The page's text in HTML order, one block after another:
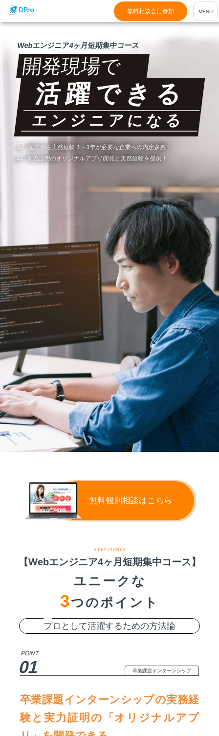
無料相談会に参加
Webエンジニア4ヶ月短期集中コース
開発現場で
活躍できる
エンジニアになる
地方から実務経験 1 ~ 3年が必要な企業への内定多数！
実力証明のオリジナルアプリ開発と実務経験を提供！
無料個別相談はこちら
3 KEY POINTS
【Webエンジニア4ヶ月短期集中コース】
ユニークな
3つのポイント
プロとして活躍するための方法論
POINT
01 卒業課題インターンシップ
卒業課題インターンシップの実務経
験と実力証明の「オリジナルアプ